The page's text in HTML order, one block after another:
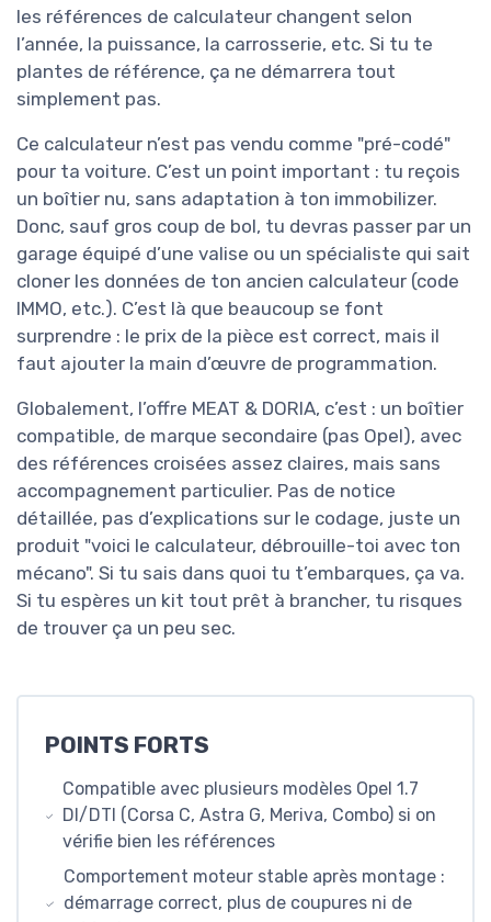
les références de calculateur changent selon
l’année, la puissance, la carrosserie, etc. Si tu te
plantes de référence, ça ne démarrera tout
simplement pas.
Ce calculateur n’est pas vendu comme "pré-codé"
pour ta voiture. C’est un point important : tu reçois
un boîtier nu, sans adaptation à ton immobilizer.
Donc, sauf gros coup de bol, tu devras passer par un
garage équipé d’une valise ou un spécialiste qui sait
cloner les données de ton ancien calculateur (code
IMMO, etc.). C’est là que beaucoup se font
surprendre : le prix de la pièce est correct, mais il
faut ajouter la main d’œuvre de programmation.
Globalement, l’offre MEAT & DORIA, c’est : un boîtier
compatible, de marque secondaire (pas Opel), avec
des références croisées assez claires, mais sans
accompagnement particulier. Pas de notice
détaillée, pas d’explications sur le codage, juste un
produit "voici le calculateur, débrouille-toi avec ton
mécano". Si tu sais dans quoi tu t’embarques, ça va.
Si tu espères un kit tout prêt à brancher, tu risques
de trouver ça un peu sec.
POINTS FORTS
Compatible avec plusieurs modèles Opel 1.7
DI/DTI (Corsa C, Astra G, Meriva, Combo) si on
vérifie bien les références
Comportement moteur stable après montage :
démarrage correct, plus de coupures ni de